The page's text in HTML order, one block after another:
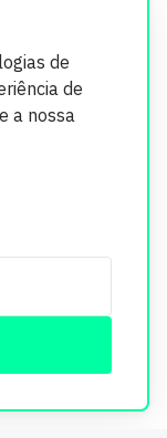
de
de
a nossa
site são
de
mobister